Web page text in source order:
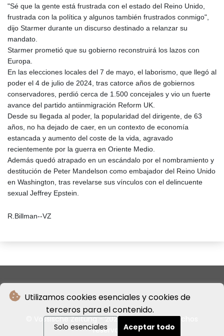
Utilizamos cookies esenciales y cookies de
terceros para el contenido.
Solo esenciales Aceptar todo
"Sé que la gente está frustrada con el estado del Reino Unido,
frustrada con la política y algunos también frustrados conmigo",
dijo Starmer durante un discurso destinado a relanzar su
mandato.
Starmer prometió que su gobierno reconstruirá los lazos con
Europa.
En las elecciones locales del 7 de mayo, el laborismo, que llegó al
poder el 4 de julio de 2024, tras catorce años de gobiernos
conservadores, perdió cerca de 1.500 concejales y vio un fuerte
avance del partido antiinmigración Reform UK.
Desde su llegada al poder, la popularidad del dirigente, de 63
años, no ha dejado de caer, en un contexto de economía
estancada y aumento del coste de la vida, agravado
recientemente por la guerra en Oriente Medio.
Además quedó atrapado en un escándalo por el nombramiento y
destitución de Peter Mandelson como embajador del Reino Unido
en Washington, tras revelarse sus vínculos con el delincuente
sexual Jeffrey Epstein.
R.Billman--VZ
© Vossische Zeitung - 2026 - Todos los derechos
reservados